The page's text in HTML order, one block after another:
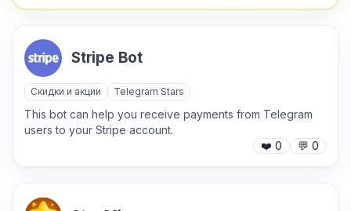
Stripe Bot
Скидки и акции Telegram Stars
This bot can help you receive payments from Telegram
users to your Stripe account.
❤️ 0 💬 0